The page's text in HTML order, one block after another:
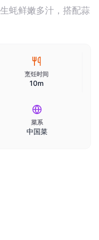
蚝鲜嫩多汁，搭配蒜
烹饪时间
10m
菜系
中国菜